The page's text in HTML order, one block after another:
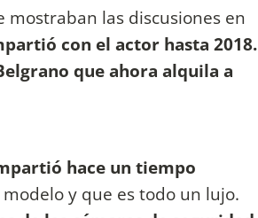
mostraban las discusiones en
con el actor hasta 2018.
que ahora alquila a
hace un tiempo
y que es todo un lujo.